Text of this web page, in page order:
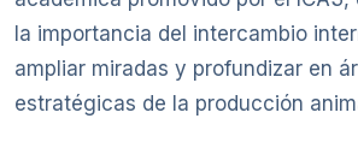
la importancia del intercambio
ampliar miradas y profundizar en
estratégicas de la producción